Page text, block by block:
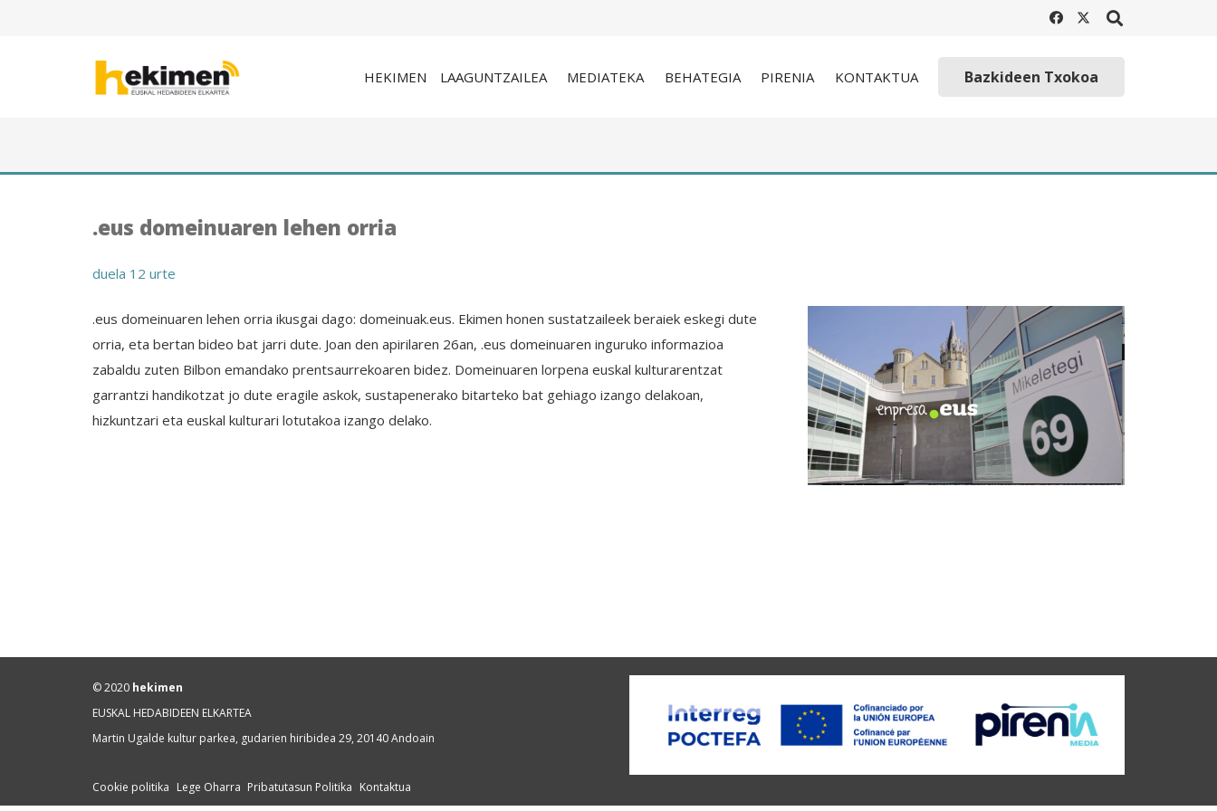
HEKIMEN LAAGUNTZAILEA MEDIATEKA BEHATEGIA PIRENIA KONTAKTUA Bazkideen Txokoa
.eus domeinuaren lehen orria
duela 12 urte
.eus domeinuaren lehen orria ikusgai dago: domeinuak.eus. Ekimen honen sustatzaileek beraiek eskegi dute
orria, eta bertan bideo bat jarri dute. Joan den apirilaren 26an, .eus domeinuaren inguruko informazioa
zabaldu zuten Bilbon emandako prentsaurrekoaren bidez. Domeinuaren lorpena euskal kulturarentzat
garrantzi handikotzat jo dute eragile askok, sustapenerako bitarteko bat gehiago izango delakoan,
hizkuntzari eta euskal kulturari lotutakoa izango delako.
© 2020 hekimen
EUSKAL HEDABIDEEN ELKARTEA
Martin Ugalde kultur parkea, gudarien hiribidea 29, 20140 Andoain
Cookie politika Lege Oharra Pribatutasun Politika Kontaktua